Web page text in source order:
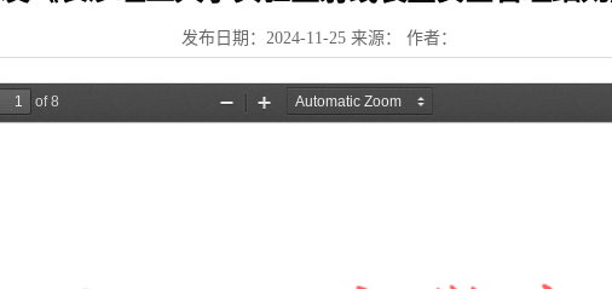
发布日期：2024-11-25 来源： 作者：